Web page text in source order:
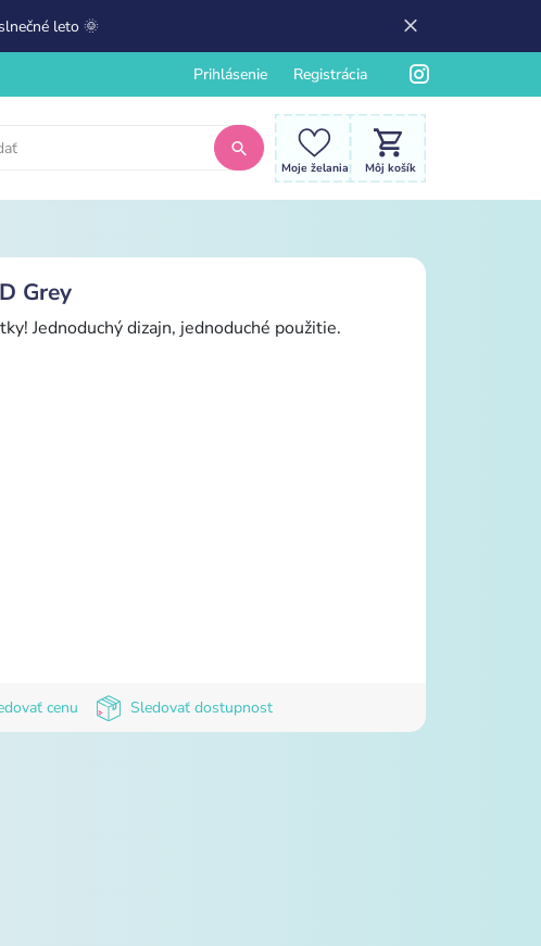
leto 🌞
Prihlásenie Registrácia
Moje želania Môj košík
Grey
Jednoduchý dizajn, jednoduché použitie.
cenu Sledovať dostupnost